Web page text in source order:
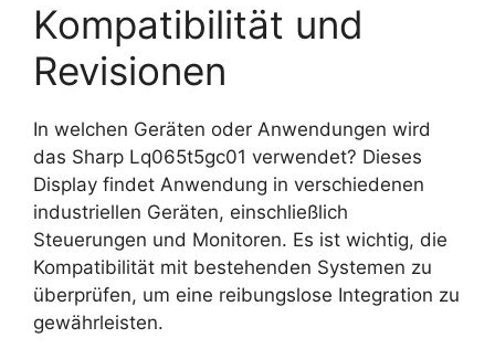
Kompatibilität und
Revisionen
In welchen Geräten oder Anwendungen wird
das Sharp Lq065t5gc01 verwendet? Dieses
Display findet Anwendung in verschiedenen
industriellen Geräten, einschließlich
Steuerungen und Monitoren. Es ist wichtig, die
Kompatibilität mit bestehenden Systemen zu
überprüfen, um eine reibungslose Integration zu
gewährleisten.